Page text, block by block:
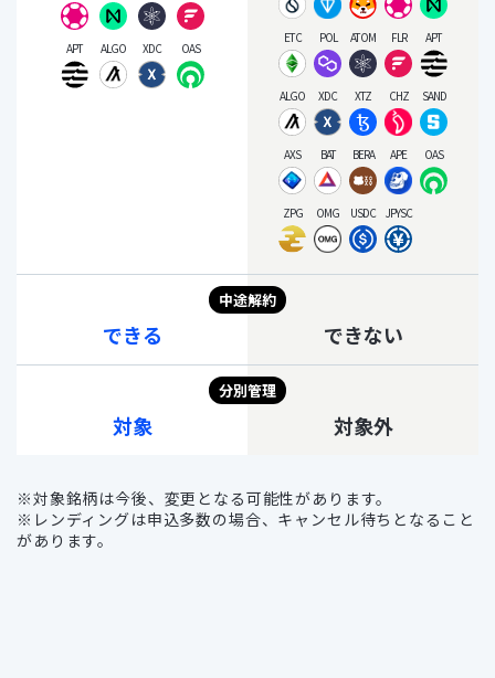
APT ALGO XDC OAS
ETC POL ATOM FLR APT
ALGO XDC XTZ CHZ SAND
AXS BAT BERA APE OAS
ZPG OMG USDC JPYSC
中途解約
できる できない
分別管理
対象 対象外
※対象銘柄は今後、変更となる可能性があります。
※レンディングは申込多数の場合、キャンセル待ちとなること
があります。